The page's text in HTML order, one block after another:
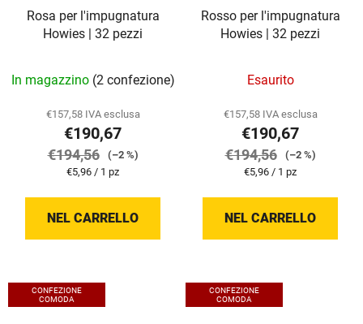
Rosa per l'impugnatura
Howies | 32 pezzi
In magazzino (2 confezione)
€157,58 IVA esclusa
€190,67
€194,56
(–2 %)
Prezzo
misura:
€5,96 / 1 pz
NEL CARRELLO
Rosso per l'impugnatura
Howies | 32 pezzi
Esaurito
€157,58 IVA esclusa
€190,67
€194,56
(–2 %)
Prezzo
misura:
€5,96 / 1 pz
NEL CARRELLO
CONFEZIONE
COMODA
CONFEZIONE
COMODA